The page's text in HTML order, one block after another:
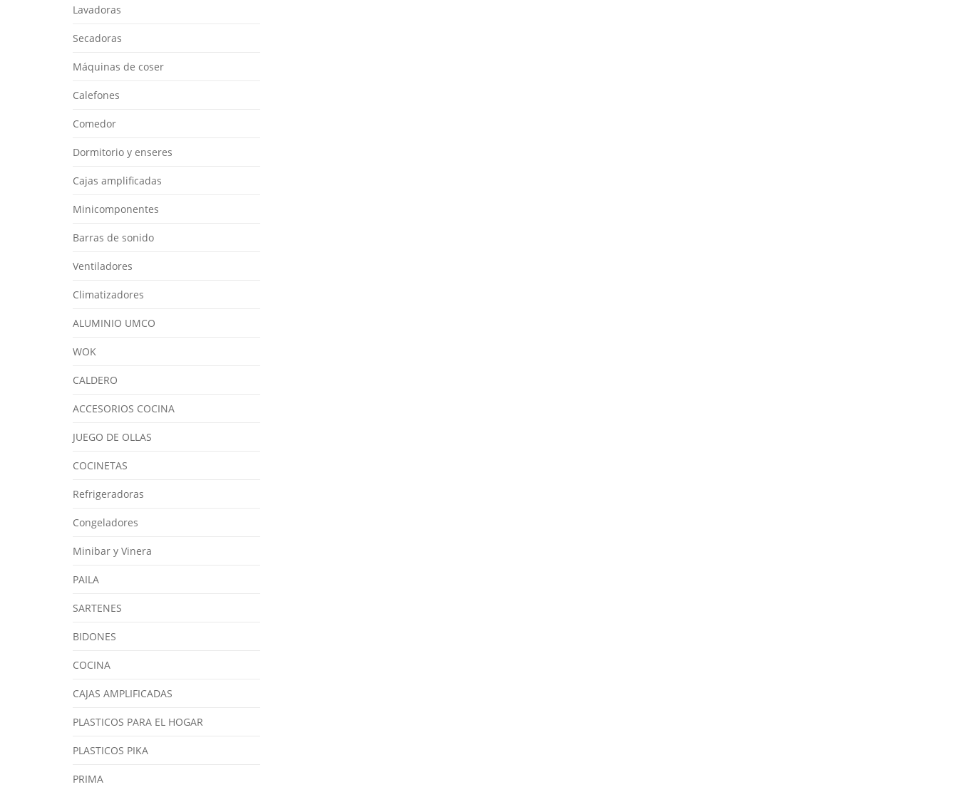
Lavadoras
Secadoras
Máquinas de coser
Calefones
Comedor
Dormitorio y enseres
Cajas amplificadas
Minicomponentes
Barras de sonido
Ventiladores
Climatizadores
ALUMINIO UMCO
WOK
CALDERO
ACCESORIOS COCINA
JUEGO DE OLLAS
COCINETAS
Refrigeradoras
Congeladores
Minibar y Vinera
PAILA
SARTENES
BIDONES
COCINA
CAJAS AMPLIFICADAS
PLASTICOS PARA EL HOGAR
PLASTICOS PIKA
PRIMA